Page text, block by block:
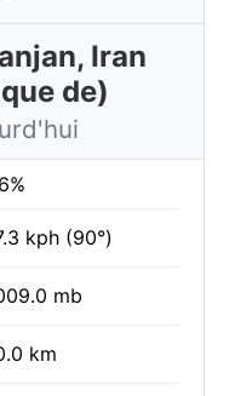
Iran
de)
kph (90°)
mb
km